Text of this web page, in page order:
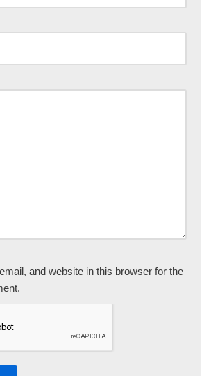
and website in this browser for the